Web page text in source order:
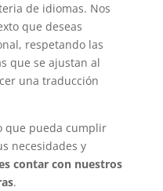
de idiomas. Nos
que deseas
respetando las
que se ajustan al
una traducción
que pueda cumplir
necesidades y
contar con nuestros
.